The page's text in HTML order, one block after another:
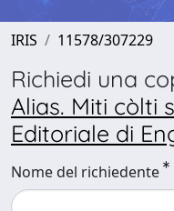
IRIS 11578/307229
Richiedi una
Alias. Miti còlti
Editoriale di
Nome del richiedente